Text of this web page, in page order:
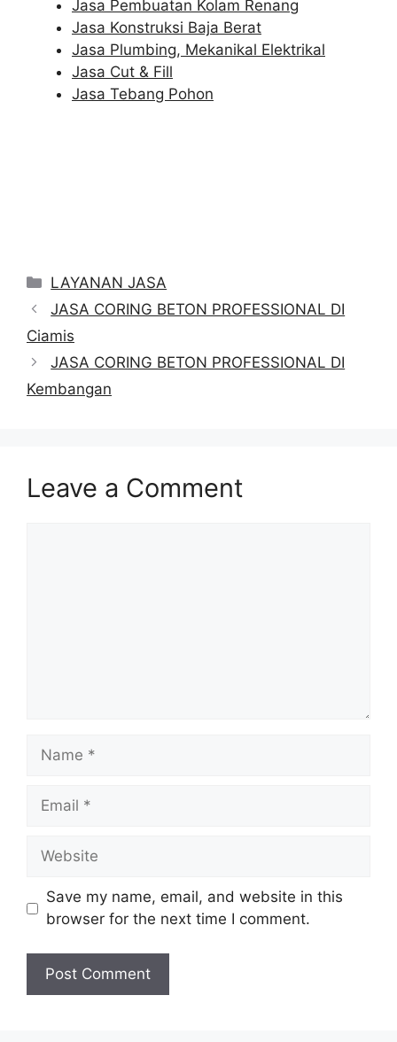
Jasa Pembuatan Kolam Renang
Jasa Konstruksi Baja Berat
Jasa Plumbing, Mekanikal Elektrikal
Jasa Cut & Fill
Jasa Tebang Pohon
Categories
LAYANAN JASA
JASA CORING BETON PROFESSIONAL DI
Ciamis
JASA CORING BETON PROFESSIONAL DI
Kembangan
Leave a Comment
Name
Email
Website
Save my name, email, and website in this
browser for the next time I comment.